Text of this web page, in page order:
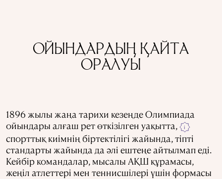
ОЙЫНДАРДЫҢ ҚАЙТА
ОРАЛУЫ
1896 жылы жаңа тарихи кезеңде Олимпиада
ойындары алғаш рет өткізілген уақытта,
i
спорттық киімнің біртектілігі жайында, тіпті
стандарты жайында да әлі ештеңе айтылмап еді.
Кейбір командалар, мысалы АҚШ құрамасы,
жеңіл атлеттері мен теннисшілері үшін формасы